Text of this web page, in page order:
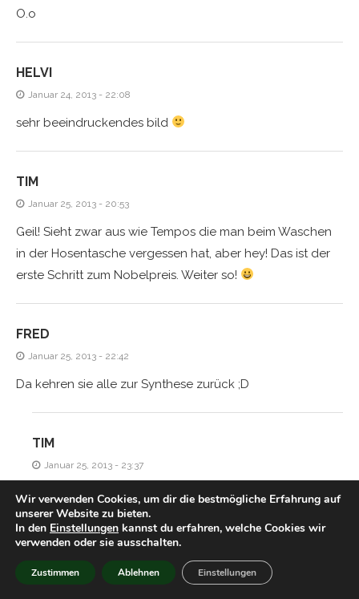
O.o
HELVI
Januar 24, 2013 - 22:08
sehr beeindruckendes bild
TIM
Januar 25, 2013 - 20:53
Geil! Sieht zwar aus wie Tempos die man beim Waschen
in der Hosentasche vergessen hat, aber hey! Das ist der
erste Schritt zum Nobelpreis. Weiter so!
FRED
Januar 25, 2013 - 22:42
Da kehren sie alle zur Synthese zurück ;D
TIM
Januar 25, 2013 - 23:37
Niemals! ;p
Januar 26, 2013 - 19:22
Wir verwenden Cookies, um dir die bestmögliche Erfahrung auf
unserer Website zu bieten.
In den Einstellungen kannst du erfahren, welche Cookies wir
verwenden oder sie ausschalten.
Zustimmen Ablehnen Einstellungen